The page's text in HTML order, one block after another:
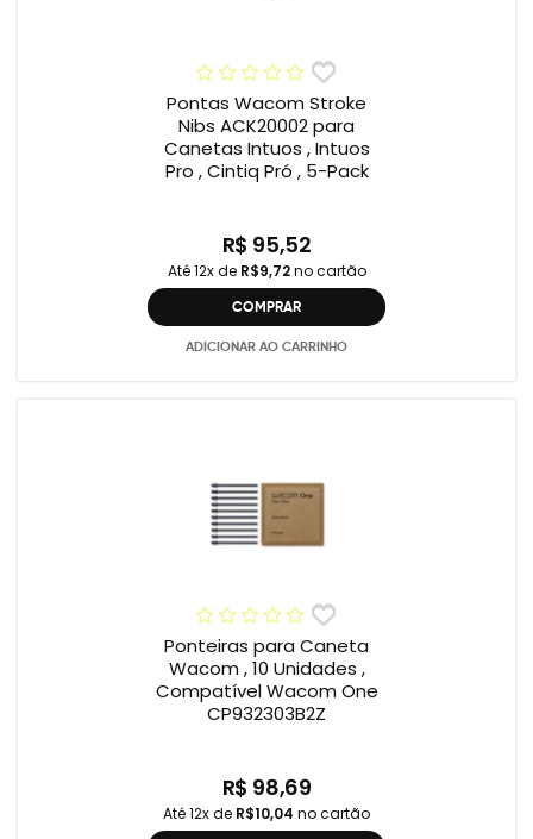
Pontas Wacom Stroke
Nibs ACK20002 para
Canetas Intuos , Intuos
Pro , Cintiq Pró , 5-Pack
R$ 95,52
Até 12x de R$9,72no cartão
COMPRAR
ADICIONAR AO CARRINHO
Ponteiras para Caneta
Wacom , 10 Unidades ,
Compatível Wacom One
CP932303B2Z
R$ 98,69
Até 12x de R$10,04 no cartão